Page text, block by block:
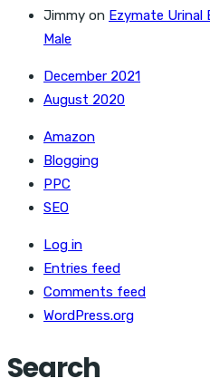
Jimmy on Ezymate Urinal
Male
December 2021
August 2020
Amazon
Blogging
PPC
SEO
Log in
Entries feed
Comments feed
WordPress.org
Search